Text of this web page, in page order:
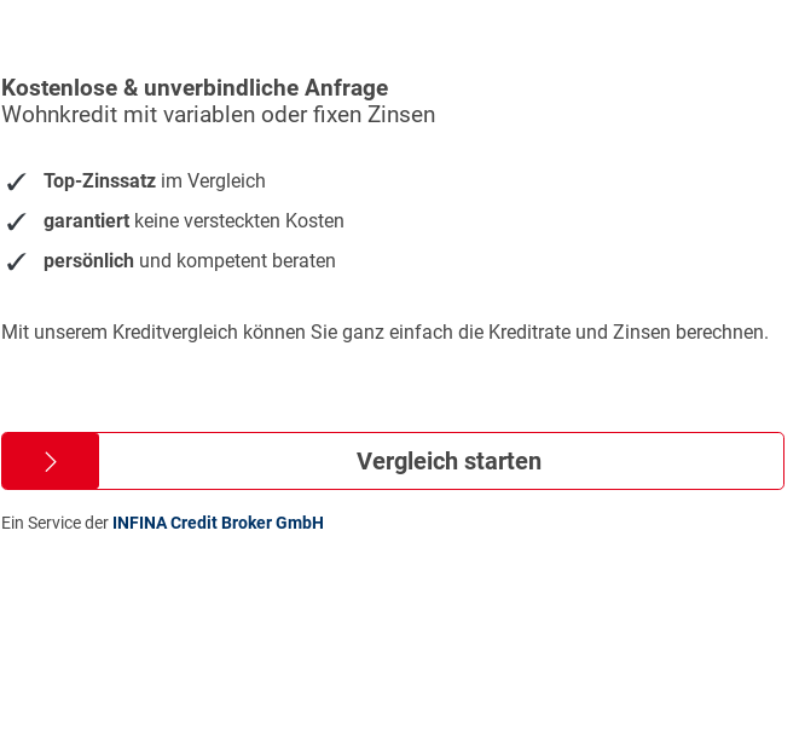
Kostenlose & unverbindliche Anfrage
Wohnkredit mit variablen oder fixen Zinsen
Top-Zinssatz im Vergleich
garantiert keine versteckten Kosten
persönlich und kompetent beraten
Mit unserem Kreditvergleich können Sie ganz einfach die Kreditrate und Zinsen berechnen.
Vergleich starten
Ein Service der INFINA Credit Broker GmbH